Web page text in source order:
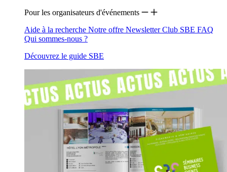
Pour les organisateurs d'événements
Aide à la recherche Notre offre NewsletterClub SBE FAQ
Qui sommes-nous ?
Découvrez le guide SBE